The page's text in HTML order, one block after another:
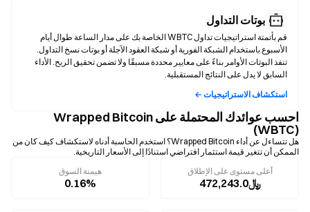
بوتات التداول
قم بأتمتة استراتيجيات تداول WBTC الخاصة بك على مدار الساعة طوال أيام
تنفذ البوتات الأوامر بناءً على معايير محددة مسبقًا ولا تضمن تحقيق الربح. الأداء
السابق لا يدل على النتائج المستقبلية.
استكشاف الاستراتيجيات ←
احسب عوائدك المحتملة على Wrapped Bitcoin
(WBTC)
هل تتساءل عن أداء Wrapped Bitcoin؟ استخدم الحاسبة أدناه لاستكشاف كيف كان من
الممكن أن تتغير قيمة استثمار افتراضي استنادًا إلى الأسعار التاريخية.
أعلى مستوى على الإطلاق
﷼472,243.0
هيمنة السوق
0.16%